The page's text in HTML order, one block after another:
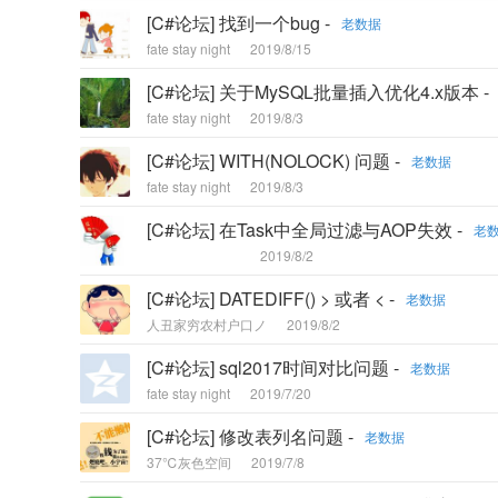
[C#论坛] 找到一个bug - 老数据
fate stay night
2019/8/15
[C#论坛] 关于MySQL批量插入优化4.x版本 -
fate stay night
2019/8/3
[C#论坛] WITH(NOLOCK) 问题 - 老数据
fate stay night
2019/8/3
[C#论坛] 在Task中全局过滤与AOP失效 - 老
2019/8/2
[C#论坛] DATEDIFF() > 或者 < - 老数据
人丑家穷农村户口ノ
2019/8/2
[C#论坛] sql2017时间对比问题 - 老数据
fate stay night
2019/7/20
[C#论坛] 修改表列名问题 - 老数据
37℃灰色空间
2019/7/8